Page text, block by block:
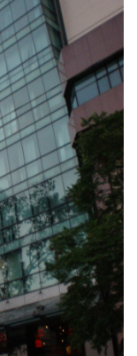
階にはハイラン
でこの賃料はお得